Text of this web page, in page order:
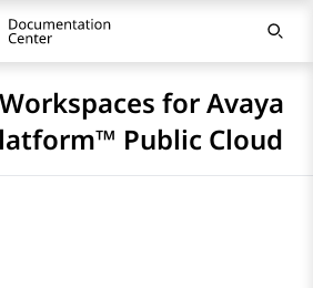
for Avaya
Public Cloud